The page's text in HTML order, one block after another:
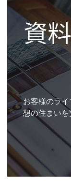
資
お客様のラ
想の住まい